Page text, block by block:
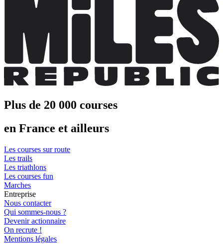
Plus de 20 000 courses
en France et ailleurs
Les courses sur route
Les trails
Les triathlons
Les courses fun
Marches
Entreprise
Nous contacter
Qui sommes-nous ?
Devenir actionnaire
On recrute !
Mentions légales